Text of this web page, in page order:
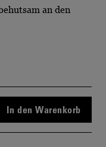
an den
In den Warenkorb